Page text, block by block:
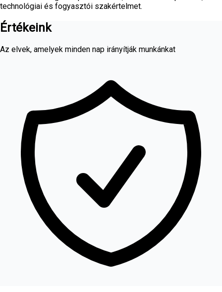
technológiai és fogyasztói szakértelmet.
Értékeink
Az elvek, amelyek minden nap irányítják munkánkat